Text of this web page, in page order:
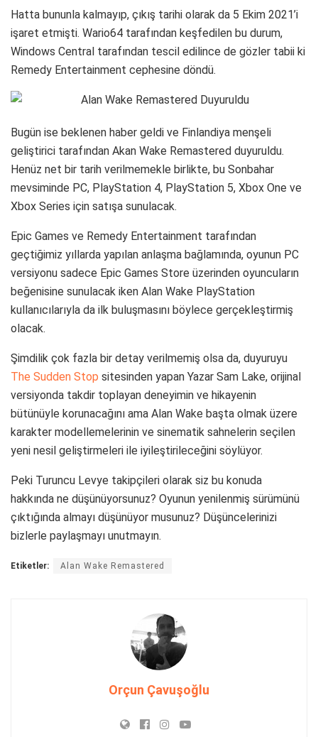
Hatta bununla kalmayıp, çıkış tarihi olarak da 5 Ekim 2021’i
işaret etmişti. Wario64 tarafından keşfedilen bu durum,
Windows Central tarafından tescil edilince de gözler tabii ki
Remedy Entertainment cephesine döndü.
Bugün ise beklenen haber geldi ve Finlandiya menşeli
geliştirici tarafından Akan Wake Remastered duyuruldu.
Henüz net bir tarih verilmemekle birlikte, bu Sonbahar
mevsiminde PC, PlayStation 4, PlayStation 5, Xbox One ve
Xbox Series için satışa sunulacak.
Epic Games ve Remedy Entertainment tarafından
geçtiğimiz yıllarda yapılan anlaşma bağlamında, oyunun PC
versiyonu sadece Epic Games Store üzerinden oyuncuların
beğenisine sunulacak iken Alan Wake PlayStation
kullanıcılarıyla da ilk buluşmasını böylece gerçekleştirmiş
olacak.
Şimdilik çok fazla bir detay verilmemiş olsa da, duyuruyu
The Sudden Stop sitesinden yapan Yazar Sam Lake, orijinal
versiyonda takdir toplayan deneyimin ve hikayenin
bütünüyle korunacağını ama Alan Wake başta olmak üzere
karakter modellemelerinin ve sinematik sahnelerin seçilen
yeni nesil geliştirmeleri ile iyileştirileceğini söylüyor.
Peki Turuncu Levye takipçileri olarak siz bu konuda
hakkında ne düşünüyorsunuz? Oyunun yenilenmiş sürümünü
çıktığında almayı düşünüyor musunuz? Düşüncelerinizi
bizlerle paylaşmayı unutmayın.
Etiketler: Alan Wake Remastered
Orçun Çavuşoğlu